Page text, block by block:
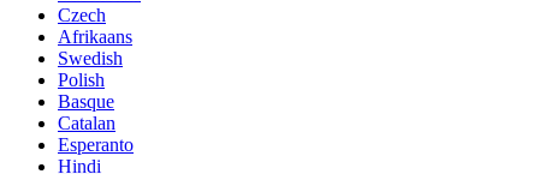
Czech
Afrikaans
Swedish
Polish
Basque
Catalan
Esperanto
Hindi